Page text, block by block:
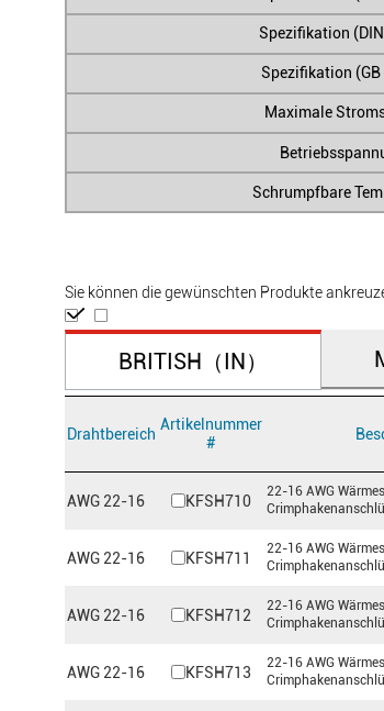
Spezifikation (DIN
Spezifikation (GB
Maximale
Schrumpfbare
Sie können die gewünschten Produkte
BRITISH（IN）
Drahtbereich
Artikelnummer
#
AWG 22-16 KFSH710
22-16 AWG
AWG 22-16 KFSH711
22-16 AWG
AWG 22-16 KFSH712
22-16 AWG
AWG 22-16 KFSH713
22-16 AWG